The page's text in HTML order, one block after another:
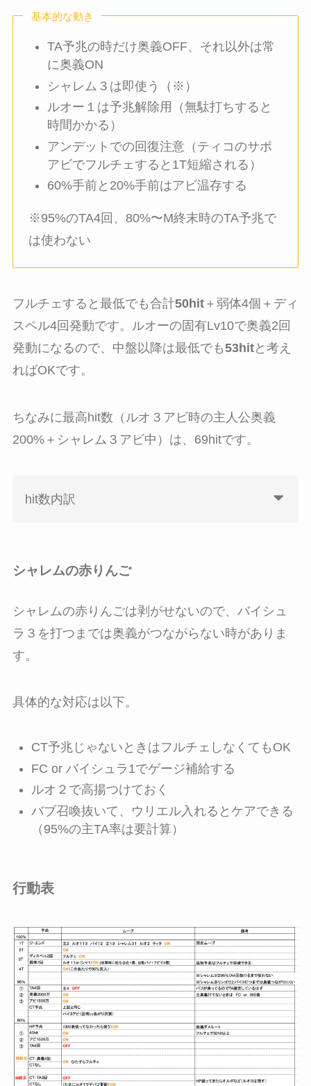
基本的な動き
TA予兆の時だけ奥義OFF、それ以外は常
に奥義ON
シャレム３は即使う（※）
ルオー１は予兆解除用（無駄打ちすると
時間かかる）
アンデットでの回復注意（ティコのサポ
アビでフルチェすると1T短縮される）
60%手前と20%手前はアビ温存する
※95%のTA4回、80%〜M終末時のTA予兆で
は使わない
フルチェすると最低でも合計50hit＋弱体4個＋ディ
スペル4回発動です。ルオーの固有Lv10で奥義2回
発動になるので、中盤以降は最低でも53hitと考え
ればOKです。
ちなみに最高hit数（ルオ３アビ時の主人公奥義
200%＋シャレム３アビ中）は、69hitです。
hit数内訳
シャレムの赤りんご
シャレムの赤りんごは剥がせないので、バイシュ
ラ３を打つまでは奥義がつながらない時がありま
す。
具体的な対応は以下。
CT予兆じゃないときはフルチェしなくてもOK
FC or バイシュラ1でゲージ補給する
ルオ２で高揚つけておく
バブ召喚抜いて、ウリエル入れるとケアできる
（95%の主TA率は要計算）
行動表